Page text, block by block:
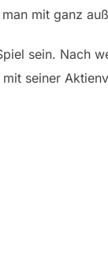
mit ganz
sein. Nach
seiner